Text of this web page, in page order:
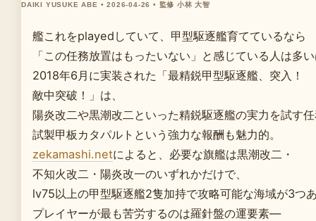
DAIKI YUSUKE ABE • 2026-04-26 • 監修 小林 大智
艦これをplayedしていて、甲型駆逐艦育てているなら
「この任務放置はもったいない」と感じている人は多
2018年6月に実装された「最精鋭甲型駆逐艦、突入！
敵中突破！」は、
陽炎改二や黒潮改二といった精鋭駆逐艦の実力を試す
試製甲板カタパルトという強力な報酬も魅力的。
zekamashi.netによると、必要な旗艦は黒潮改二・
不知火改二・陽炎改一のいずれかだけで、
lv75以上の甲型駆逐艦2隻加持で攻略可能な海域が3つ
プレイヤーが最も苦労するのは羅針盤の運要素—